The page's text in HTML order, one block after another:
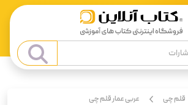
قلم چی عربی عمار قلم چی